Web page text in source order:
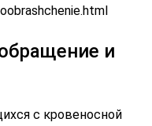
и
с кровеносной